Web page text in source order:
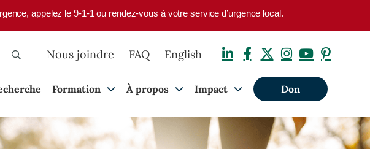
appelez le 9-1-1 ou rendez-vous à votre service d’urgence local.
Nous joindre FAQ English
Formation À propos Impact Don